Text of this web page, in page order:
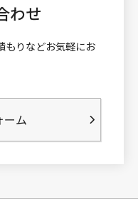
わせ
もりなどお気軽にお
ーム